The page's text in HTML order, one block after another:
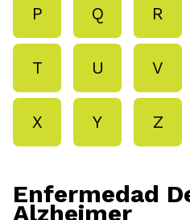
P Q R
T U V
X Y Z
Enfermedad
Alzheimer